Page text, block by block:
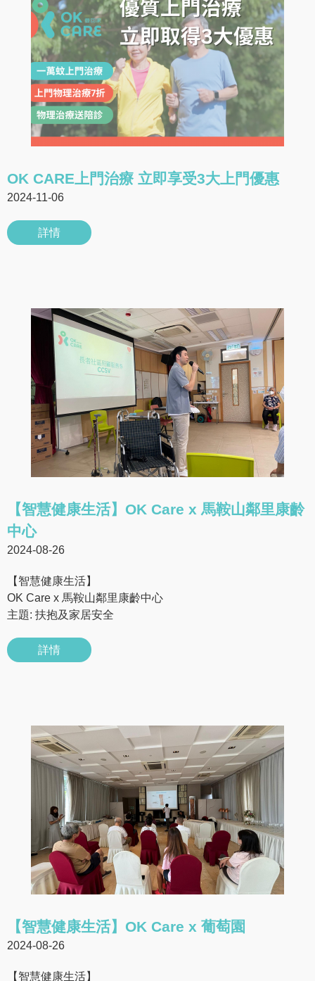
OK CARE上門治療 立即享受3大上門優惠
2024-11-06
詳情
【智慧健康生活】OK Care x 馬鞍山鄰里康齡
中心
2024-08-26
【智慧健康生活】
OK Care x 馬鞍山鄰里康齡中心
主題: 扶抱及家居安全
詳情
【智慧健康生活】OK Care x 葡萄園
2024-08-26
【智慧健康生活】